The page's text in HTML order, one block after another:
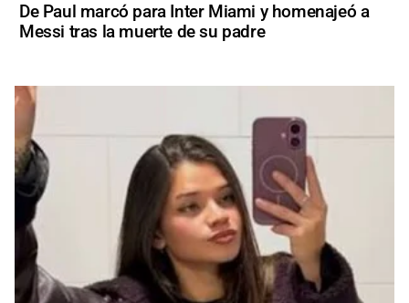
De Paul marcó para Inter Miami y homenajeó a
Messi tras la muerte de su padre